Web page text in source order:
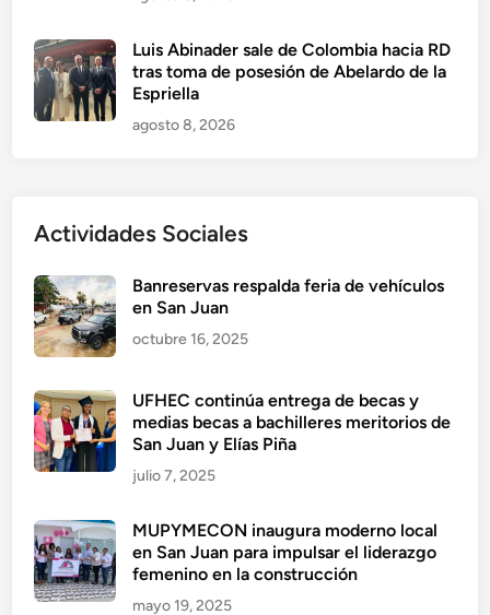
Luis Abinader sale de Colombia hacia RD
tras toma de posesión de Abelardo de la
Espriella
agosto 8, 2026
Actividades Sociales
Banreservas respalda feria de vehículos
en San Juan
octubre 16, 2025
UFHEC continúa entrega de becas y
medias becas a bachilleres meritorios de
San Juan y Elías Piña
julio 7, 2025
MUPYMECON inaugura moderno local
en San Juan para impulsar el liderazgo
femenino en la construcción
mayo 19, 2025